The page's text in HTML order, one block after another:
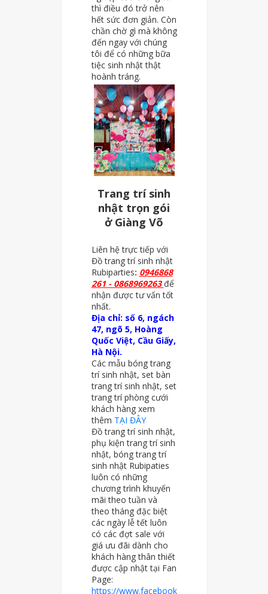
thì điều đó trở nên
hết sức đơn giản. Còn
chần chờ gì mà không
đến ngay với chúng
tôi để có những bữa
tiệc sinh nhật thật
hoành tráng.
Trang trí sinh
nhật trọn gói
ở Giàng Võ
Liên hệ trực tiếp với
Đồ trang trí sinh nhật
Rubiparties: 0946868
261 - 0868969263để
nhận được tư vấn tốt
nhất.
Địa chỉ: số 6, ngách
47, ngõ 5, Hoàng
Quốc Việt, Cầu Giấy,
Hà Nội.
Các mẫu bóng trang
trí sinh nhật, set bàn
trang trí sinh nhật, set
trang trí phòng cưới
khách hàng xem
thêm TẠI ĐÂY
Đồ trang trí sinh nhật,
phụ kiện trang trí sinh
nhật, bóng trang trí
sinh nhật Rubipaties
luôn có những
chương trình khuyến
mãi theo tuần và
theo tháng đặc biệt
các ngày lễ tết luôn
có các đợt sale với
giá ưu đãi dành cho
khách hàng thân thiết
được cập nhật tại Fan
Page:
https://www.facebook